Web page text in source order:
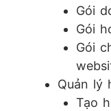
Gói
Gói
Gói
Quản lý
Tạo